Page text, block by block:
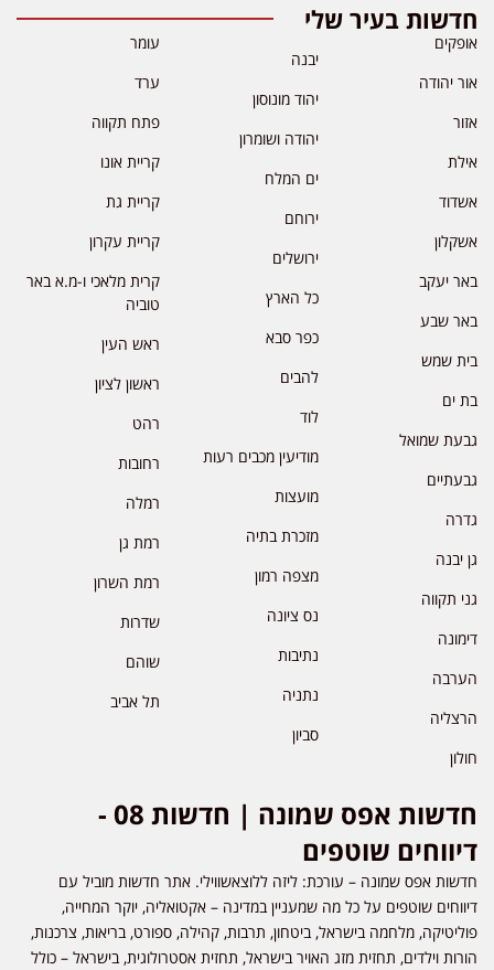
חדשות בעיר שלי
אופקים
אור יהודה
אזור
אילת
אשדוד
אשקלון
באר יעקב
באר שבע
בית שמש
בת ים
גבעת שמואל
גבעתיים
גדרה
גן יבנה
גני תקווה
דימונה
הערבה
הרצליה
חולון
יבנה
יהוד מונוסון
יהודה ושומרון
ים המלח
ירוחם
ירושלים
כל הארץ
כפר סבא
להבים
לוד
מודיעין מכבים רעות
מועצות
מזכרת בתיה
מצפה רמון
נס ציונה
נתיבות
נתניה
סביון
עומר
ערד
פתח תקווה
קריית אונו
קריית גת
קריית עקרון
קרית מלאכי ו-מ.א באר
טוביה
ראש העין
ראשון לציון
רהט
רחובות
רמלה
רמת גן
רמת השרון
שדרות
שוהם
תל אביב
חדשות אפס שמונה | חדשות 08 -
דיווחים שוטפים
חדשות אפס שמונה – עורכת: ליזה ללוצאשווילי. אתר חדשות מוביל עם
דיווחים שוטפים על כל מה שמעניין במדינה – אקטואליה, יוקר המחייה,
פוליטיקה, מלחמה בישראל, ביטחון, תרבות, קהילה, ספורט, בריאות, צרכנות,
הורות וילדים, תחזית מזג האויר בישראל, תחזית אסטרולוגית, בישראל – כולל